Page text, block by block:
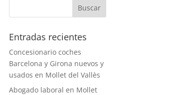
Entradas recientes
Concesionario coches
Barcelona y Girona nuevos y
usados en Mollet del Vallès
Abogado laboral en Mollet